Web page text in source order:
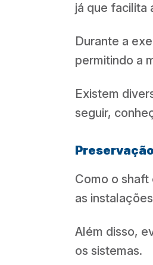
já que facilita
Durante a
permitindo a
Existem
seguir,
Como o
as
Além disso,
os sistemas.